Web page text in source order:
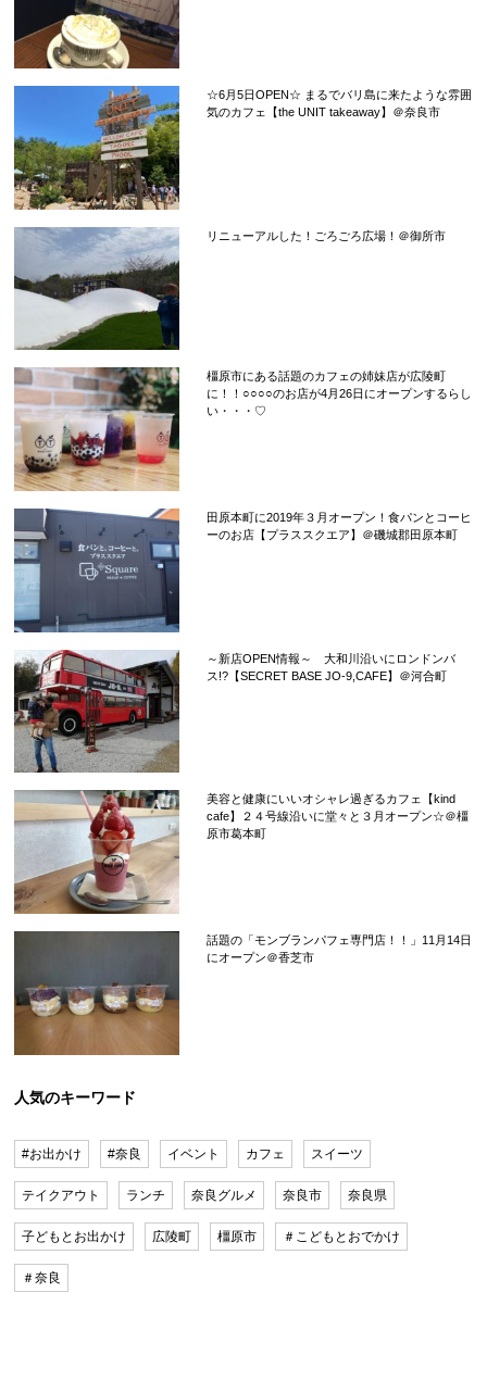
☆6月5日OPEN☆ まるでバリ島に来たような雰囲
気のカフェ【the UNIT takeaway】＠奈良市
リニューアルした！ごろごろ広場！＠御所市
橿原市にある話題のカフェの姉妹店が広陵町
に！！○○○○のお店が4月26日にオープンするらし
い・・・♡
田原本町に2019年３月オープン！食パンとコーヒ
ーのお店【プラススクエア】＠磯城郡田原本町
～新店OPEN情報～ 大和川沿いにロンドンバ
ス!?【SECRET BASE JO-9,CAFE】＠河合町
美容と健康にいいオシャレ過ぎるカフェ【kind
cafe】２４号線沿いに堂々と３月オープン☆＠橿
原市葛本町
話題の「モンブランパフェ専門店！！」11月14日
にオープン＠香芝市
人気のキーワード
#お出かけ #奈良 イベント カフェ スイーツ
テイクアウト ランチ 奈良グルメ 奈良市 奈良県
子どもとお出かけ 広陵町 橿原市 ＃こどもとおでかけ
＃奈良